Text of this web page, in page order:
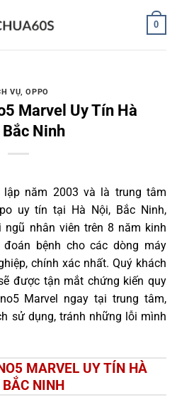
0
VỤ,OPPO
Marvel Uy Tín Hà
Ninh
lập năm 2003 và là trung tâm
uy tín tại Hà Nội, Bắc Ninh,
ngũ nhân viên trên 8 năm kinh
đoán bệnh cho các dòng máy
chính xác nhất. Quý khách
được tận mắt chứng kiến quy
Marvel ngay tại trung tâm,
sử dụng, tránh những lỗi mình
MARVEL UY TÍN HÀ
BẮC NINH